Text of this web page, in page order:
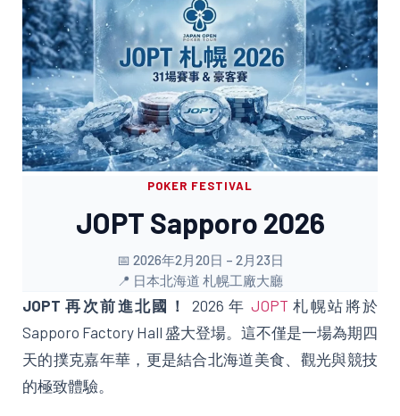
POKER FESTIVAL
JOPT Sapporo 2026
📅 2026年2月20日 – 2月23日
📍 日本北海道 札幌工廠大廳
JOPT 再次前進北國！ 2026 年 JOPT 札幌站將於
Sapporo Factory Hall 盛大登場。這不僅是一場為期四
天的撲克嘉年華，更是結合北海道美食、觀光與競技
的極致體驗。